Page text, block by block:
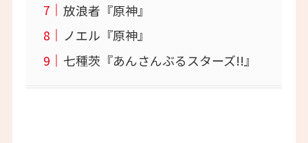
放浪者『原神』
ノエル『原神』
七種茨『あんさんぶるスターズ!!』